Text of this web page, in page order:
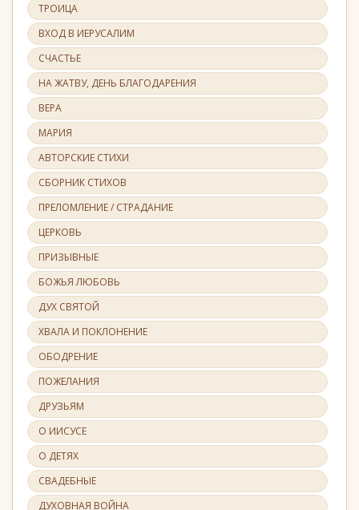
ТРОИЦА
ВХОД В ИЕРУСАЛИМ
СЧАСТЬЕ
НА ЖАТВУ, ДЕНЬ БЛАГОДАРЕНИЯ
ВЕРА
МАРИЯ
АВТОРСКИЕ СТИХИ
СБОРНИК СТИХОВ
ПРЕЛОМЛЕНИЕ / СТРАДАНИЕ
ЦЕРКОВЬ
ПРИЗЫВНЫЕ
БОЖЬЯ ЛЮБОВЬ
ДУХ СВЯТОЙ
ХВАЛА И ПОКЛОНЕНИЕ
ОБОДРЕНИЕ
ПОЖЕЛАНИЯ
ДРУЗЬЯМ
О ИИСУСЕ
О ДЕТЯХ
СВАДЕБНЫЕ
ДУХОВНАЯ ВОЙНА